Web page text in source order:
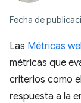
Fecha de
Las Métricas
métricas que
criterios como
respuesta a la